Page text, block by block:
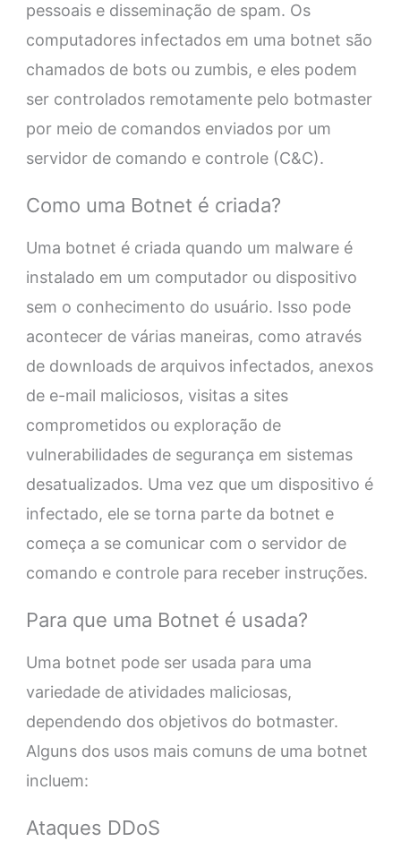
pessoais e disseminação de spam. Os
computadores infectados em uma botnet são
chamados de bots ou zumbis, e eles podem
ser controlados remotamente pelo botmaster
por meio de comandos enviados por um
servidor de comando e controle (C&C).
Como uma Botnet é criada?
Uma botnet é criada quando um malware é
instalado em um computador ou dispositivo
sem o conhecimento do usuário. Isso pode
acontecer de várias maneiras, como através
de downloads de arquivos infectados, anexos
de e-mail maliciosos, visitas a sites
comprometidos ou exploração de
vulnerabilidades de segurança em sistemas
desatualizados. Uma vez que um dispositivo é
infectado, ele se torna parte da botnet e
começa a se comunicar com o servidor de
comando e controle para receber instruções.
Para que uma Botnet é usada?
Uma botnet pode ser usada para uma
variedade de atividades maliciosas,
dependendo dos objetivos do botmaster.
Alguns dos usos mais comuns de uma botnet
incluem:
Ataques DDoS